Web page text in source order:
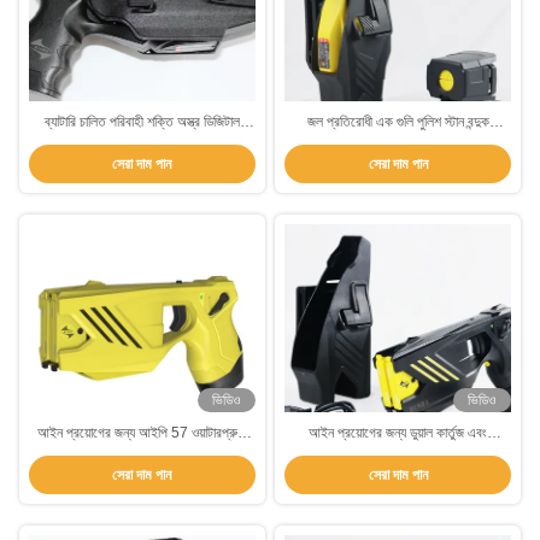
ব্যাটারি চালিত পরিবাহী শক্তি অস্ত্র ডিজিটাল
ডিসপ্লে সহ বৈদ্যুতিক শক বন্দুক
সেরা দাম পান
জল প্রতিরোধী এক গুলি পুলিশ স্টান বন্দুক
ইলেকট্রিক শক বন্দুক ডিভাইস
সেরা দাম পান
ভিডিও
আইন প্রয়োগের জন্য আইপি 57 ওয়াটারপ্রুফ
এবং 55±5 কেভি আউটপুট ভোল্টেজের সাথে হুসা
টিএক্স 200 পি ডাবল শট বৈদ্যুতিক স্টান বন্দুক
সেরা দাম পান
ভিডিও
আইন প্রয়োগের জন্য ডুয়াল কার্তুজ এবং
55±5KV আউটপুট ভোল্টেজ সহ হুশা
ওয়াটারপ্রুফ IP57 স্টান গান
সেরা দাম পান